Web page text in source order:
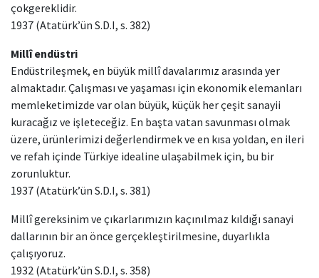
çokgereklidir.
1937 (Atatürk’ün S.D.I, s. 382)
Millî endüstri
Endüstrileşmek, en büyük millî davalarımız arasında yer
almaktadır. Çalışması ve yaşaması için ekonomik elemanları
memleketimizde var olan büyük, küçük her çeşit sanayii
kuracağız ve işleteceğiz. En başta vatan savunması olmak
üzere, ürünlerimizi değerlendirmek ve en kısa yoldan, en ileri
ve refah içinde Türkiye idealine ulaşabilmek için, bu bir
zorunluktur.
1937 (Atatürk’ün S.D.I, s. 381)
Millî gereksinim ve çıkarlarımızın kaçınılmaz kıldığı sanayi
dallarının bir an önce gerçekleştirilmesine, duyarlıkla
çalışıyoruz.
1932 (Atatürk’ün S.D.I, s. 358)